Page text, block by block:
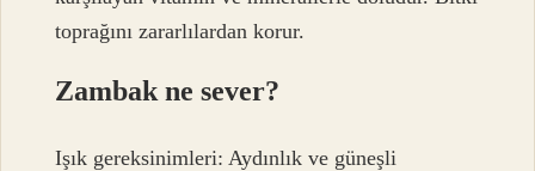
toprağını zararlılardan korur.
Zambak ne sever?
Işık gereksinimleri: Aydınlık ve güneşli